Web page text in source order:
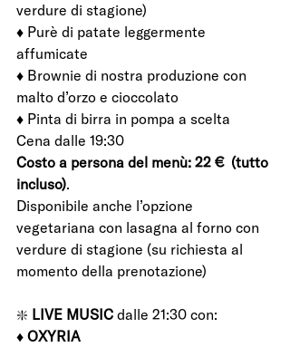
verdure di stagione)
♦️ Purè di patate leggermente
affumicate
♦️ Brownie di nostra produzione con
malto d’orzo e cioccolato
♦️ Pinta di birra in pompa a scelta
Cena dalle 19:30
Costo a persona del menù: 22 €  (tutto
incluso).
Disponibile anche l’opzione
vegetariana con lasagna al forno con
verdure di stagione (su richiesta al
momento della prenotazione)
❇️ LIVE MUSIC dalle 21:30 con:
♦️ OXYRIA